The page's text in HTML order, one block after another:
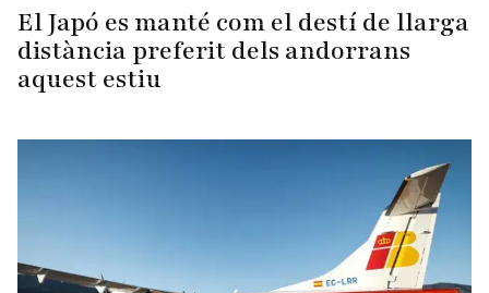
El Japó es manté com el destí de llarga
distància preferit dels andorrans
aquest estiu